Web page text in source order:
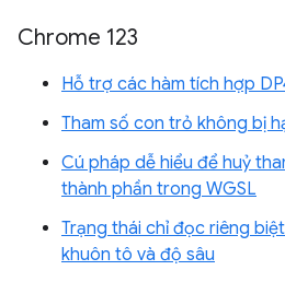
Chrome 123
Hỗ trợ các hàm tích hợp
Tham số con trỏ không bị
Cú pháp dễ hiểu để huỷ
thành phần trong WGSL
Trạng thái chỉ đọc riêng
khuôn tô và độ sâu